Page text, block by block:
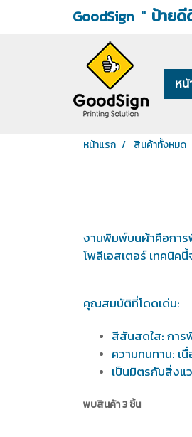
GoodSign " ป้าย
หน้
หน้าแรก สินค้าทั้งหมด
งานพิมพ์บนผ้าคือการ
โพลีเอสเตอร์ เทคนิค
คุณสมบัติที่โดดเด่น:
สีสันสดใส: กา
ความทนทาน: เ
เป็นมิตรกับสิ่งแ
พบสินค้า 3 ชิ้น